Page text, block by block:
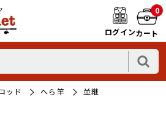
ログイン
0
カート
ッド へら竿 並継